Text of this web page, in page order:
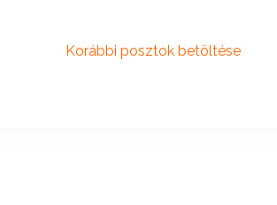
Korábbi posztok betöltése